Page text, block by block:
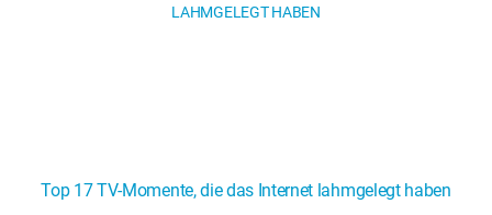
Top 17 TV-Momente, die das Internet lahmgelegt haben